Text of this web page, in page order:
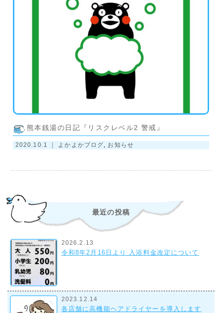
熊本銭湯の日記『リスクレベル2 警戒』
2020.10.1 ｜ よかよかブログ , お知らせ
最近の投稿
2026.2.13
令和8年2月16日より 入浴料金改定について
2023.12.14
各店舗に高機能ヘアドライヤーを導入します